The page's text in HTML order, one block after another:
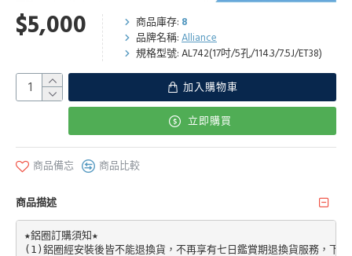
$5,000 商品庫存: 8
品牌名稱: Alliance
規格型號: AL742(17吋/5孔/114.3/7.5J/ET38)
加入購物車
立即購買
商品備忘 商品比較
商品描述
★鋁圈訂購須知★
(1)鋁圈經安裝後皆不能退換貨，不再享有七日鑑賞期退換貨服務，